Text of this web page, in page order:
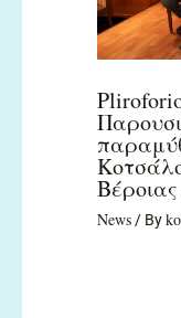
News/ By